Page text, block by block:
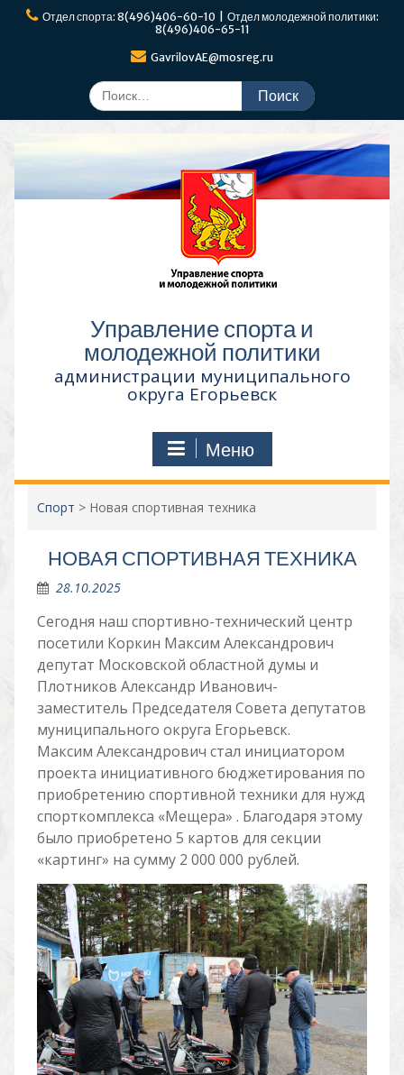
ПерейтиОтдел спорта: 8(496)406-60-10 | Отдел молодежной политики:
8(496)406-65-11
GavrilovAE@mosreg.ru
Поиск
по:
Управление спорта и
молодежной политики
администрации муниципального
округа Егорьевск
Меню
Спорт > Новая спортивная техника
НОВАЯ СПОРТИВНАЯ ТЕХНИКА
28.10.2025
Сегодня наш спортивно-технический центр
посетили Коркин Максим Александрович
депутат Московской областной думы и
Плотников Александр Иванович-
заместитель Председателя Совета депутатов
муниципального округа Егорьевск.
Максим Александрович стал инициатором
проекта инициативного бюджетирования по
приобретению спортивной техники для нужд
спорткомплекса «Мещера» . Благодаря этому
было приобретено 5 картов для секции
«картинг» на сумму 2 000 000 рублей.